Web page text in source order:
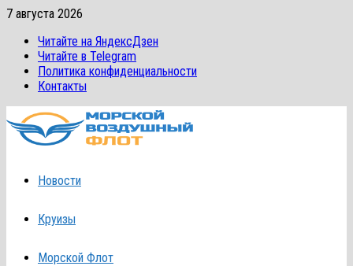
Перейти
содержимому
7 августа 2026
Читайте на ЯндексДзен
Читайте в Telegram
Политика конфиденциальности
Контакты
Новости
Круизы
Морской Флот